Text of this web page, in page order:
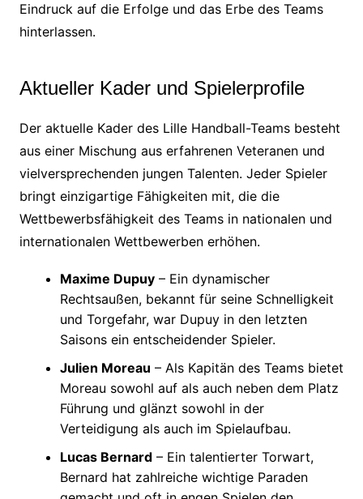
Eindruck auf die Erfolge und das Erbe des Teams
hinterlassen.
Aktueller Kader und Spielerprofile
Der aktuelle Kader des Lille Handball-Teams besteht
aus einer Mischung aus erfahrenen Veteranen und
vielversprechenden jungen Talenten. Jeder Spieler
bringt einzigartige Fähigkeiten mit, die die
Wettbewerbsfähigkeit des Teams in nationalen und
internationalen Wettbewerben erhöhen.
Maxime Dupuy– Ein dynamischer
Rechtsaußen, bekannt für seine Schnelligkeit
und Torgefahr, war Dupuy in den letzten
Saisons ein entscheidender Spieler.
Julien Moreau – Als Kapitän des Teams bietet
Moreau sowohl auf als auch neben dem Platz
Führung und glänzt sowohl in der
Verteidigung als auch im Spielaufbau.
Lucas Bernard– Ein talentierter Torwart,
Bernard hat zahlreiche wichtige Paraden